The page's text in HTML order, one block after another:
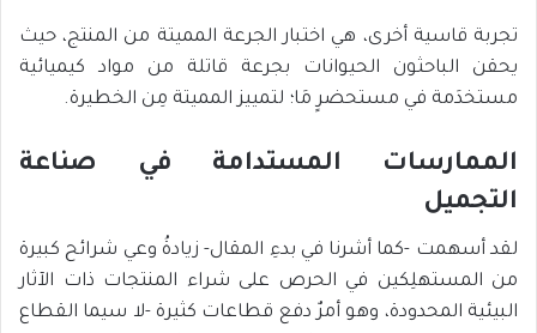
تجربة قاسية أخرى، هي اختبار الجرعة المميتة من المنتج، حيث
يحقن الباحثون الحيوانات بجرعة قاتلة من مواد كيميائية
مستخدَمة في مستحضرٍ مَا؛ لتمييز المميتة مِن الخطيرة.
الممارسات المستدامة في صناعة
التجميل
لقد أسهمت -كما أشرنا في بدءِ المقال- زيادةُ وعي شرائح كبيرة
من المستهلِكين في الحرص على شراء المنتجات ذات الآثار
البيئية المحدودة، وهو أمرٌ دفع قطاعات كثيرة -لا سيما القطاع